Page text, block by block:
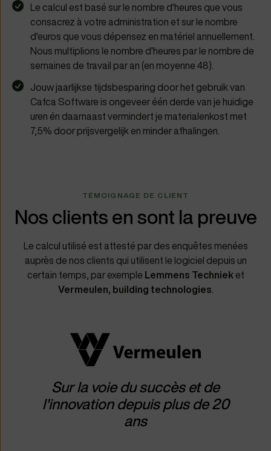
Le calcul est basé sur le nombre d'heures que vous
consacrez à votre administration et sur le nombre
d'euros que vous dépensez en matériel annuellement.
Nous multiplions le nombre d'heures par le nombre de
semaines de travail par an (en moyenne 48).
Jouw jaarlijkse tijdsbesparing door het gebruik van
Cafca Software is ongeveer één derde van je huidige
uren én daarnaast vermindert je materialenkost met
7,5% door prijsvergelijk en minder afhalingen.
TÉMOIGNAGE DE CLIENT
Nos clients en sont la preuve
Le calcul utilisé est attesté par des enquêtes menées
auprès de nos clients qui utilisent le logiciel depuis un
certain temps, par exemple Lemmens Technieket
Vermeulen, building technologies.
Sur la voie du succès et de
l'innovation depuis plus de 20
ans